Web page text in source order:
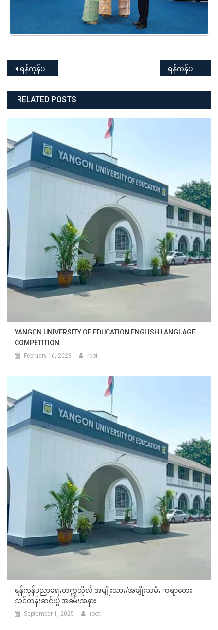
Post
navigation
ရန်ကုန်ပညာရေးတက္ကသိုလ် ၂၀၂၅ – ၂၀၂၆ ပညာသင်နှစ် မြန်မာ့ရိုးရာ ထမနဲထိုးပြိုင်ပွဲ အခမ်းအနား ရန်ကုန်ပညာရေးတက္ကသိုလ် မဟာပညာရေးဘွဲ့(အရည်အချင်းစစ်) နှင့် မဟာပညာရေးဘွဲ့(ပထမနှစ်) ကျောင်းသား/ကျောင်းသူများ၏ အာစရိယပူဇော်ပွဲ အခမ်းအနား
RELATED POSTS
YANGON UNIVERSITY OF EDUCATION ENGLISH LANGUAGE
COMPETITION
February 16, 2023 root
ရန်ကုန်ပညာရေးတက္ကသိုလ် အမျိုးသား/အမျိုးသမီး ကရာတေး
သင်တန်းဆင်းပွဲ အခမ်းအနား
September 1, 2025 root